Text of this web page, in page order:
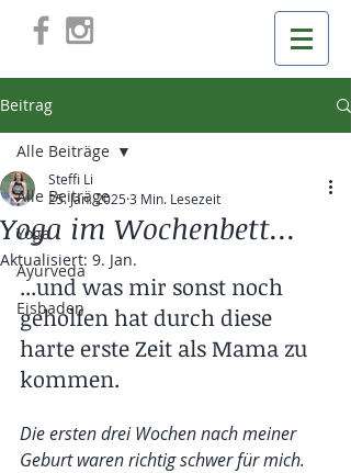
Beitrag
Alle Beiträge
Yoga
Ayurveda
Eisbaden
Alle Beiträge
Yoga im Wochenbett...
Steffi Li
25. Jan. 20253 Min. Lesezeit
Aktualisiert: 9. Jan.
...und was mir sonst noch
geholfen hat durch diese
harte erste Zeit als Mama zu
kommen.
Die ersten drei Wochen nach meiner
Geburt waren richtig schwer für mich.